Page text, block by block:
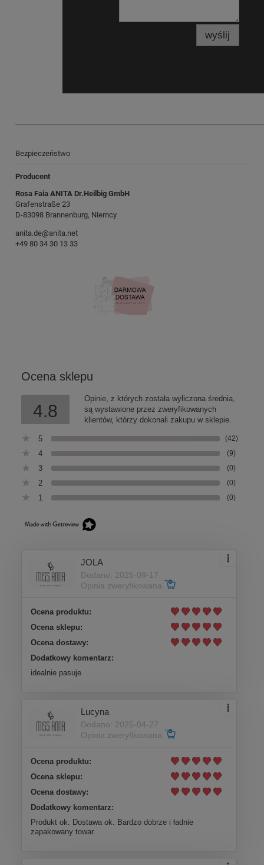
wyślij
Bezpieczeństwo
Producent
Rosa Faia ANITA Dr.Heilbig GmbH
Grafenstraße 23
D-83098 Brannenburg, Niemcy
anita.de@anita.net
+49 80 34 30 13 33
Ocena sklepu
4.8
Opinie, z których została wyliczona średnia,
są wystawione przez zweryfikowanych
klientów, którzy dokonali zakupu w sklepie.
5 (42)
4 (9)
3 (0)
2 (0)
1 (0)
JOLA
Dodano: 2025-09-17
Opinia zweryfikowana
Ocena produktu:
Ocena sklepu:
Ocena dostawy:
Dodatkowy komentarz:
idealnie pasuje
Lucyna
Dodano: 2025-04-27
Opinia zweryfikowana
Ocena produktu:
Ocena sklepu:
Ocena dostawy:
Dodatkowy komentarz:
Produkt ok. Dostawa ok. Bardzo dobrze i ładnie
zapakowany towar.